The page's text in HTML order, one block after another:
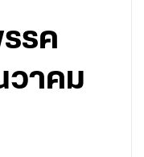
รค
วาคม